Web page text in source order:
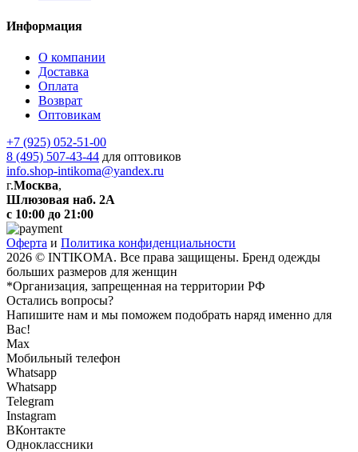
Информация
О компании
Доставка
Оплата
Возврат
Оптовикам
+7 (925) 052-51-00
8 (495) 507-43-44 для оптовиков
info.shop-intikoma@yandex.ru
г.Москва,
Шлюзовая наб. 2А
с 10:00 до 21:00
Оферта и Политика конфиденциальности
2026 © INTIKOMA. Все права защищены. Бренд одежды
больших размеров для женщин
*Организация, запрещенная на территории РФ
Остались вопросы?
Напишите нам и мы поможем подобрать наряд именно для
Вас!
Max
Мобильный телефон
Whatsapp
Whatsapp
Telegram
Instagram
ВКонтакте
Одноклассники